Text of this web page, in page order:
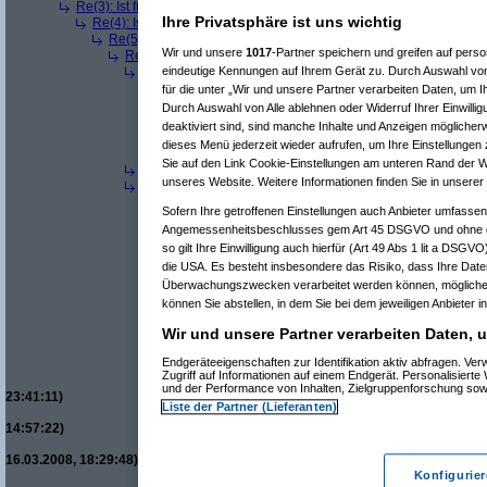
Re(3): Ist für mich ein Benzin- oder ein Dieselmotor geeigneter?
Re(4): Ist für mich ein Benzin- oder ein Dieselmotor geeigneter?
Re(5): Ist für mich ein Benzin- oder ein Dieselmotor geeigneter?
Re(6): Ist für mich ein Benzin- oder ein Dieselmotor
Re(7): Ist für mich ein Benzin- oder ein Dieselmotor
Re(8): Ist für mich ein Benzin- oder ein Dieselmotor
Re(9): Ist für mich ein Benzin- oder ein Dieselmotor
Re(10): Ist für mich ein Benzin- oder ein
Re(11): Ist für mich ein Benzin- oder ein
Re(11): Ist für mich ein Benzin- oder ein
Re(7): Ist für mich ein Benzin- oder ein Dieselmotor
Re(7): Ist für mich ein Benzin- oder ein Dieselmotor
Re(9): Ist für mich ein Benzin- oder ein Dieselmotor
Re(10): Ist für mich ein Benzin- oder ein
Re(11): Ist für mich ein Benzin- oder ein
Re(12): Ist für mich ein Benzin- oder ein
Re(13): Ist für mich ein Benzin- oder ein
Re(14): Ist für mich ein Benzin- oder
Re(16): Ist für mich ein Benzin-
Re(17): Ist für mich ein
Re(18): Ist für mich ein
23:41:11)
Re(19): Ist für mich ein
14:57:22)
16.03.2008, 18:29:48)
Re(9): Ist für mich ein Benzin- oder ein Dieselmotor
Ihre Privatsphäre ist uns wichtig
Wir und unsere 1017-Partner speichern und greifen auf
eindeutige Kennungen auf Ihrem Gerät zu. Durch Auswahl
für die unter „Wir und unsere Partner verarbeiten Daten, um
Durch Auswahl von Alle ablehnen oder Widerruf Ihrer
deaktiviert sind, sind manche Inhalte und Anzeigen
dieses Menü jederzeit wieder aufrufen, um Ihre
Sie auf den Link Cookie-Einstellungen am unteren Rand der
unseres Website. Weitere Informationen finden Sie in
Sofern Ihre getroffenen Einstellungen auch Anbieter
Angemessenheitsbeschlusses gem Art 45 DSGVO und
so gilt Ihre Einwilligung auch hierfür (Art 49 Abs 1 lit a
die USA. Es besteht insbesondere das Risiko, dass Ihre
Überwachungszwecken verarbeitet werden können,
können Sie abstellen, in dem Sie bei dem jeweiligen Anbieter
Wir und unsere Partner verarbeiten Daten,
Endgeräteeigenschaften zur Identifikation aktiv abfragen.
Zugriff auf Informationen auf einem Endgerät.
und der Performance von Inhalten, Zielgruppenforschung
Liste der Partner (Lieferanten)